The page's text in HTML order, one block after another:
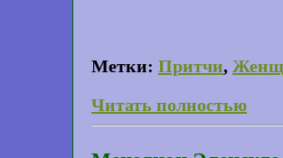
Метки: Притчи,
Читать полностью